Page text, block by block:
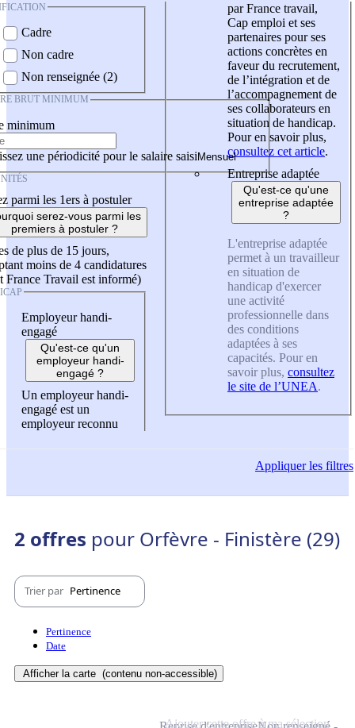
Cadre
Non cadre
Non renseignée (2)
BRUT MINIMUM
minimum
une périodicité pour le salaire saisi
parmi les 1ers à postuler
serez-vous parmi les
premiers à postuler ?
de plus de 15 jours,
moins de 4 candidatures
France Travail est informé)
Employeur handi-
engagé
Qu'est-ce qu'un
employeur handi-
engagé ?
Un employeur handi-
engagé est un
employeur reconnu
par France travail,
Cap emploi et ses
partenaires pour ses
actions concrètes en
faveur du recrutement,
de l’intégration et de
l’accompagnement de
ses collaborateurs en
situation de handicap.
Pour en savoir plus,
consultez cet article.
Entreprise adaptée
Qu'est-ce qu'une
entreprise adaptée
?
L'entreprise adaptée
permet à un travailleur
en situation de
handicap d'exercer
une activité
professionnelle dans
des conditions
adaptées à ses
capacités. Pour en
savoir plus, consultez
le site de l’UNEA.
Appliquerles filtres
2 offres pour Orfèvre - Finistère (29)
Trier par Pertinence
Pertinence
Date
Afficher la carte (contenu non-accessible)
Ajouter cette offre à ma sélection